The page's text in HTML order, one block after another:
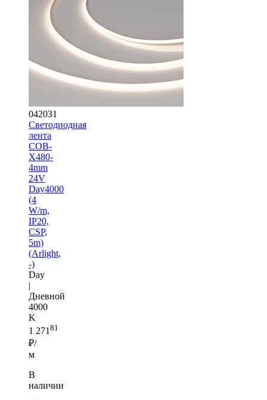
042031
Светодиодная
лента
COB-
X480-
4mm
24V
Day4000
(4
W/m,
IP20,
CSP,
5m)
(Arlight,
-)
Day
|
Дневной
4000
K
1 271 81
₽/
м
В
наличии